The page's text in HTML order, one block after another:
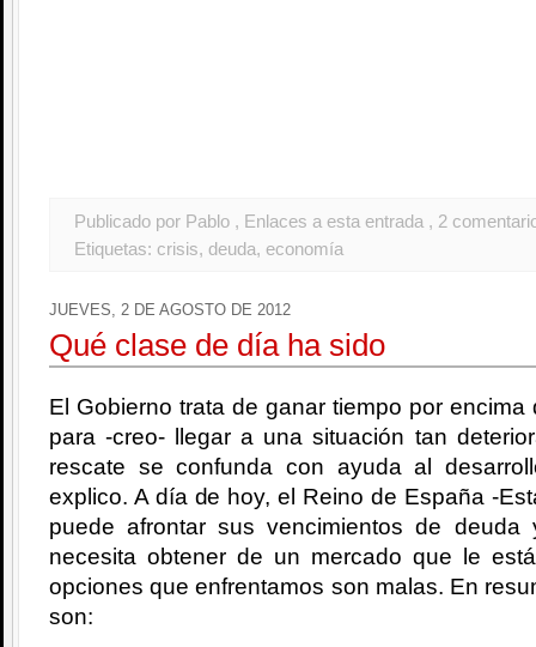
Publicado por Pablo , Enlaces a esta entrada , 2
Etiquetas: crisis, deuda, economía
JUEVES, 2 DE AGOSTO DE 2012
Qué clase de día ha sido
El Gobierno trata de ganar tiempo por
para -creo- llegar a una situación tan
rescate se confunda con ayuda al
explico. A día de hoy, el Reino de España -
puede afrontar sus vencimientos de
necesita obtener de un mercado que le
opciones que enfrentamos son malas. En
son: